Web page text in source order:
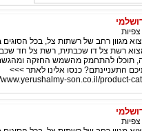
צפיות
מגוון רחב של רשתות צל, בכל הסוגים
רשת צל דו שכבתית, רשת צל חד
תוכלו להתחמק מהשמש החזקה ומהגשם
התעניינתם? כנסו אלינו לאתר >>>
son.co.il/product-
צפיות